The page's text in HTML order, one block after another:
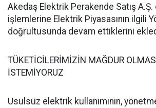
Akedaş Elektrik Perakende Satış
işlemlerine Elektrik Piyasasının ilgili
doğrultusunda devam ettiklerini
TÜKETİCİLERİMİZİN MAĞDUR
İSTEMİYORUZ
Usulsüz elektrik kullanımının,